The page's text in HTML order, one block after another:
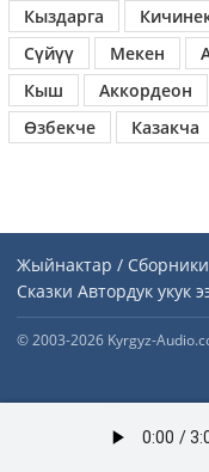
Кыздарга
Сүйүү
Мекен
Кыш
Аккордеон
Өзбекче
Казакча
Жыйнактар / Сборники
Сказки Автордук укук
© 2003-2026 Kyrgyz-